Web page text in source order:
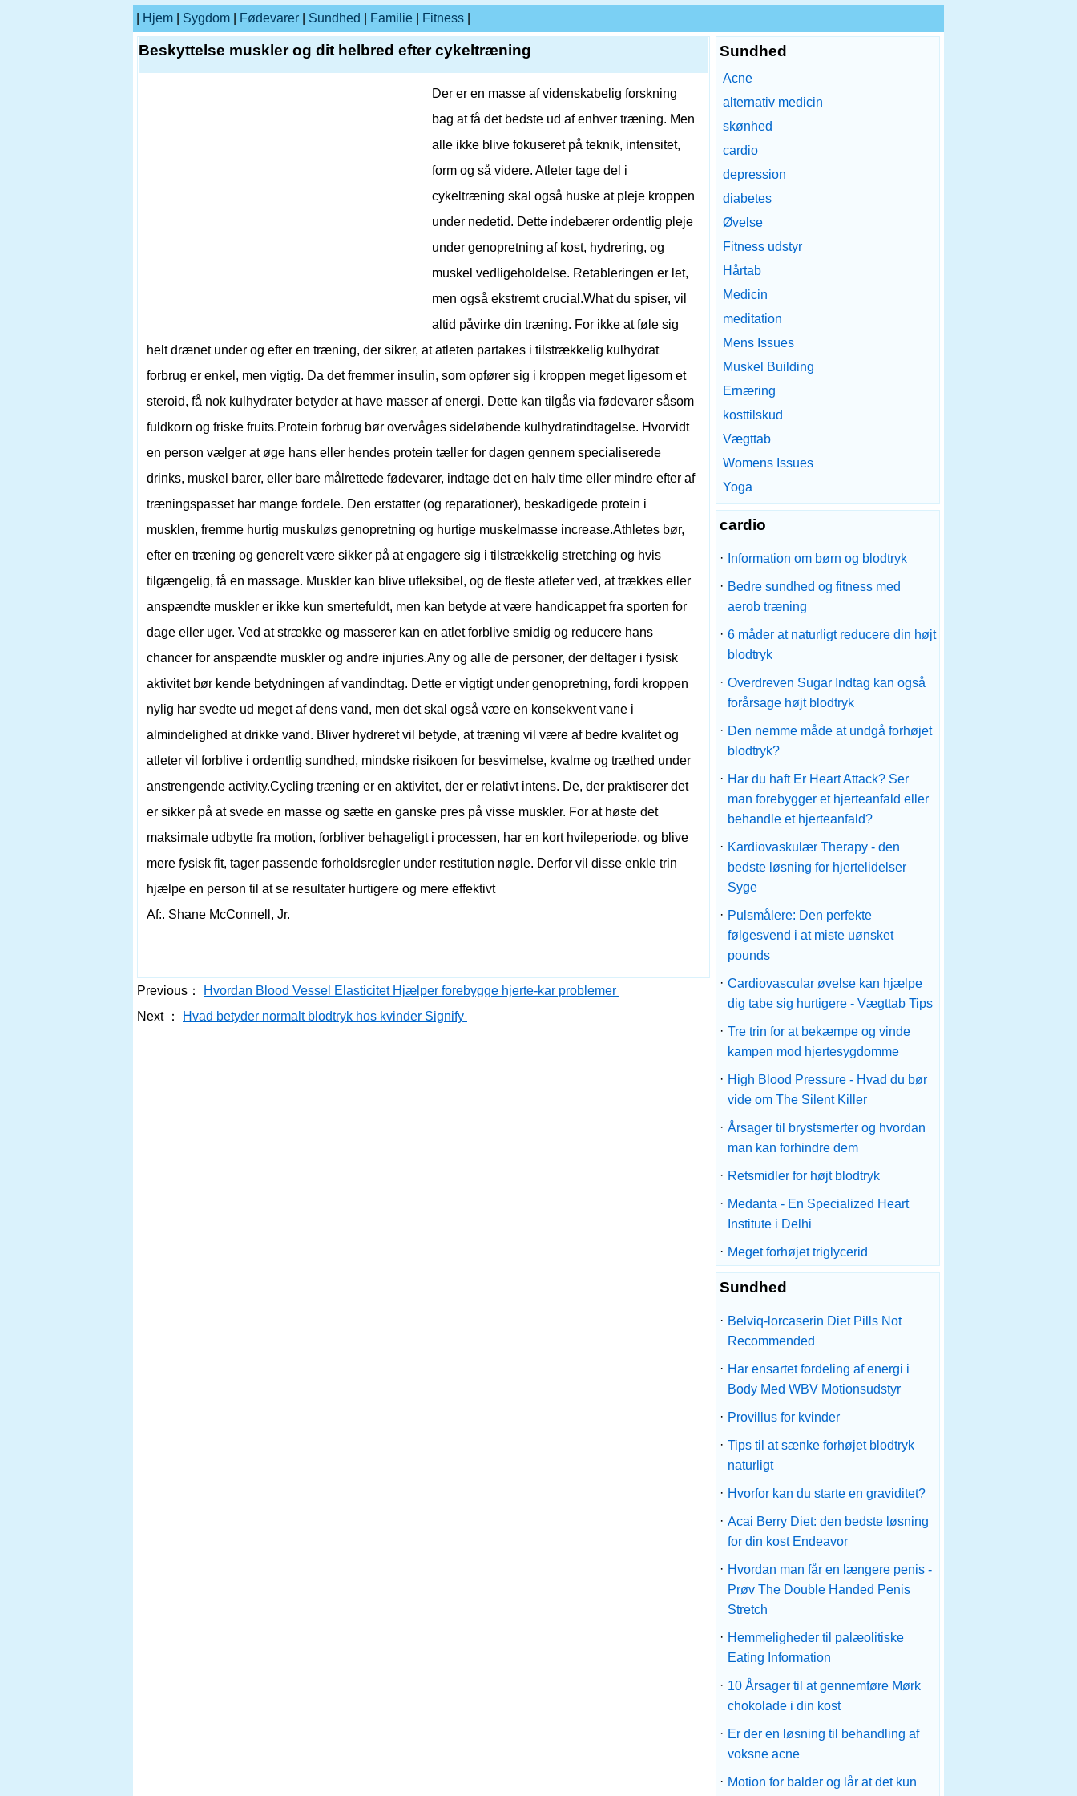
Hjem Sygdom Fødevarer Sundhed Familie Fitness
Beskyttelse muskler og dit helbred efter cykeltræning
Der er en masse af videnskabelig forskning
bag at få det bedste ud af enhver træning. Men
alle ikke blive fokuseret på teknik, intensitet,
form og så videre. Atleter tage del i
cykeltræning skal også huske at pleje kroppen
under nedetid. Dette indebærer ordentlig pleje
under genopretning af kost, hydrering, og
muskel vedligeholdelse. Retableringen er let,
men også ekstremt crucial.What du spiser, vil
altid påvirke din træning. For ikke at føle sig
helt drænet under og efter en træning, der sikrer, at atleten partakes i tilstrækkelig kulhydrat
forbrug er enkel, men vigtig. Da det fremmer insulin, som opfører sig i kroppen meget ligesom et
steroid, få nok kulhydrater betyder at have masser af energi. Dette kan tilgås via fødevarer såsom
fuldkorn og friske fruits.Protein forbrug bør overvåges sideløbende kulhydratindtagelse. Hvorvidt
en person vælger at øge hans eller hendes protein tæller for dagen gennem specialiserede
drinks, muskel barer, eller bare målrettede fødevarer, indtage det en halv time eller mindre efter af
træningspasset har mange fordele. Den erstatter (og reparationer), beskadigede protein i
musklen, fremme hurtig muskuløs genopretning og hurtige muskelmasse increase.Athletes bør,
efter en træning og generelt være sikker på at engagere sig i tilstrækkelig stretching og hvis
tilgængelig, få en massage. Muskler kan blive ufleksibel, og de fleste atleter ved, at trækkes eller
anspændte muskler er ikke kun smertefuldt, men kan betyde at være handicappet fra sporten for
dage eller uger. Ved at strække og masserer kan en atlet forblive smidig og reducere hans
chancer for anspændte muskler og andre injuries.Any og alle de personer, der deltager i fysisk
aktivitet bør kende betydningen af ​​vandindtag. Dette er vigtigt under genopretning, fordi kroppen
nylig har svedte ud meget af dens vand, men det skal også være en konsekvent vane i
almindelighed at drikke vand. Bliver hydreret vil betyde, at træning vil være af bedre kvalitet og
atleter vil forblive i ordentlig sundhed, mindske risikoen for besvimelse, kvalme og træthed under
anstrengende activity.Cycling træning er en aktivitet, der er relativt intens. De, der praktiserer det
er sikker på at svede en masse og sætte en ganske pres på visse muskler. For at høste det
maksimale udbytte fra motion, forbliver behageligt i processen, har en kort hvileperiode, og blive
mere fysisk fit, tager passende forholdsregler under restitution nøgle. Derfor vil disse enkle trin
hjælpe en person til at se resultater hurtigere og mere effektivt
Af:. Shane McConnell, Jr.
Previous：
Hvordan Blood Vessel Elasticitet Hjælper forebygge hjerte-kar problemer
Next ：
Hvad betyder normalt blodtryk hos kvinder Signify
Sundhed
Acne
alternativ medicin
skønhed
cardio
depression
diabetes
Øvelse
Fitness udstyr
Hårtab
Medicin
meditation
Mens Issues
Muskel Building
Ernæring
kosttilskud
Vægttab
Womens Issues
Yoga
cardio
·
Information om børn og blodtryk
· Bedre sundhed og fitness med
aerob træning
· 6 måder at naturligt reducere din højt
blodtryk
· Overdreven Sugar Indtag kan også
forårsage højt blodtryk
· Den nemme måde at undgå forhøjet
blodtryk?
· Har du haft Er Heart Attack? Ser
man forebygger et hjerteanfald eller
behandle et hjerteanfald?
· Kardiovaskulær Therapy - den
bedste løsning for hjertelidelser
Syge
· Pulsmålere: Den perfekte
følgesvend i at miste uønsket
pounds
· Cardiovascular øvelse kan hjælpe
dig tabe sig hurtigere - Vægttab Tips
· Tre trin for at bekæmpe og vinde
kampen mod hjertesygdomme
· High Blood Pressure - Hvad du bør
vide om The Silent Killer
· Årsager til brystsmerter og hvordan
man kan forhindre dem
· Retsmidler for højt blodtryk
· Medanta - En Specialized Heart
Institute i Delhi
· Meget forhøjet triglycerid
Sundhed
· Belviq-lorcaserin Diet Pills Not
Recommended
· Har ensartet fordeling af energi i
Body Med WBV Motionsudstyr
· Provillus for kvinder
· Tips til at sænke forhøjet blodtryk
naturligt
· Hvorfor kan du starte en graviditet?
· Acai Berry Diet: den bedste løsning
for din kost Endeavor
· Hvordan man får en længere penis -
Prøv The Double Handed Penis
Stretch
· Hemmeligheder til palæolitiske
Eating Information
· 10 Årsager til at gennemføre Mørk
chokolade i din kost
· Er der en løsning til behandling af
voksne acne
· Motion for balder og lår at det kun